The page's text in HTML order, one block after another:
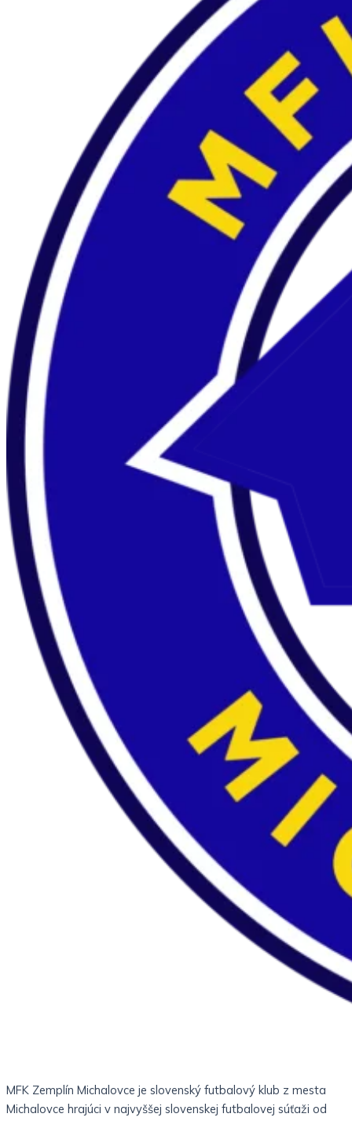
MFK Zemplín Michalovce je slovenský futbalový klub z mesta
Michalovce hrajúci v najvyššej slovenskej futbalovej súťaži od